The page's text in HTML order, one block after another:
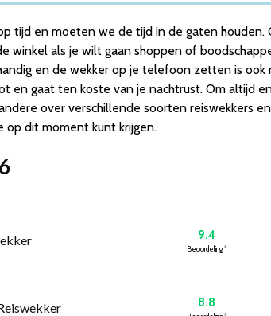
tijd en moeten we de tijd in de gaten
winkel als je wilt gaan shoppen of
en de wekker op je telefoon zetten is ook
en gaat ten koste van je nachtrust. Om altijd
over verschillende soorten reiswekkers
op dit moment kunt krijgen.
9.4
Beoordeling*
8.8